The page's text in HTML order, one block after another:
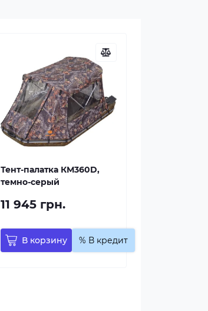
Тент-палатка КМ360D,
темно-серый
11 945 грн.
В корзину % В кредит